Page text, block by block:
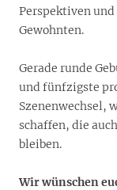
Perspektiven
Gewohnten.
Gerade runde
und fünfzigste
Szenenwechsel,
schaffen, die
bleiben.
Wir wünschen